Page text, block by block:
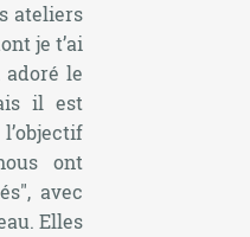
ateliers
je t’ai
le
il est
ont
avec
Elles